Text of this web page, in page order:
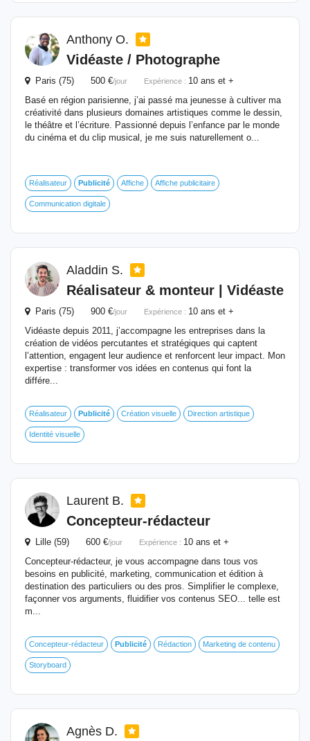
Anthony O.
Vidéaste / Photographe
Paris (75) 500 €/jour Expérience : 10 ans et +
Basé en région parisienne, j’ai passé ma jeunesse à cultiver ma
créativité dans plusieurs domaines artistiques comme le dessin,
le théâtre et l’écriture. Passionné depuis l’enfance par le monde
du cinéma et du clip musical, je me suis naturellement o...
Réalisateur Publicité Affiche Affiche publicitaire
Communication digitale
Aladdin S.
Réalisateur & monteur | Vidéaste
Paris (75) 900 €/jour Expérience : 10 ans et +
Vidéaste depuis 2011, j’accompagne les entreprises dans la
création de vidéos percutantes et stratégiques qui captent
l’attention, engagent leur audience et renforcent leur impact. Mon
expertise : transformer vos idées en contenus qui font la
différe...
Réalisateur Publicité Création visuelle Direction artistique
Identité visuelle
Laurent B.
Concepteur-rédacteur
Lille (59) 600 €/jour Expérience : 10 ans et +
Concepteur-rédacteur, je vous accompagne dans tous vos
besoins en publicité, marketing, communication et édition à
destination des particuliers ou des pros. Simplifier le complexe,
façonner vos arguments, fluidifier vos contenus SEO... telle est
m...
Concepteur-rédacteur Publicité Rédaction Marketing de contenu
Storyboard
Agnès D.